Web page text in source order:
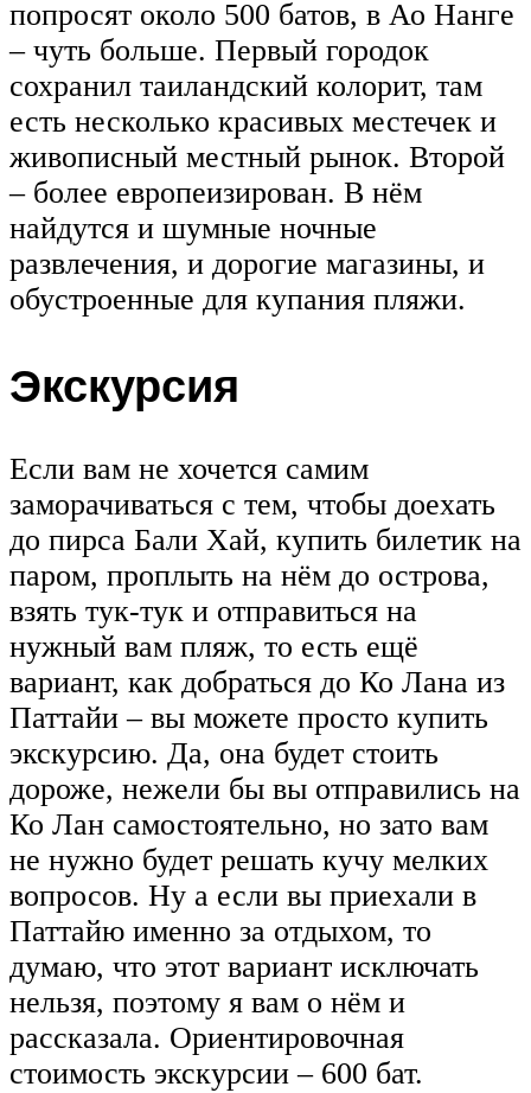
попросят около 500 батов, в Ао Нанге
– чуть больше. Первый городок
сохранил таиландский колорит, там
есть несколько красивых местечек и
живописный местный рынок. Второй
– более европеизирован. В нём
найдутся и шумные ночные
развлечения, и дорогие магазины, и
обустроенные для купания пляжи.
Экскурсия
Если вам не хочется самим
заморачиваться с тем, чтобы доехать
до пирса Бали Хай, купить билетик на
паром, проплыть на нём до острова,
взять тук-тук и отправиться на
нужный вам пляж, то есть ещё
вариант, как добраться до Ко Лана из
Паттайи – вы можете просто купить
экскурсию. Да, она будет стоить
дороже, нежели бы вы отправились на
Ко Лан самостоятельно, но зато вам
не нужно будет решать кучу мелких
вопросов. Ну а если вы приехали в
Паттайю именно за отдыхом, то
думаю, что этот вариант исключать
нельзя, поэтому я вам о нём и
рассказала. Ориентировочная
стоимость экскурсии – 600 бат.